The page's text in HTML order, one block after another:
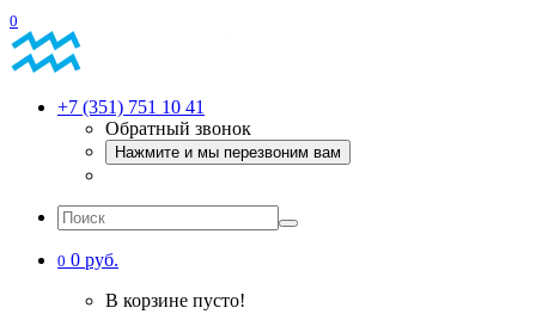
0
+7 (351) 751 10 41
Обратный звонок
Нажмите и мы перезвоним вам
0 0 руб.
В корзине пусто!